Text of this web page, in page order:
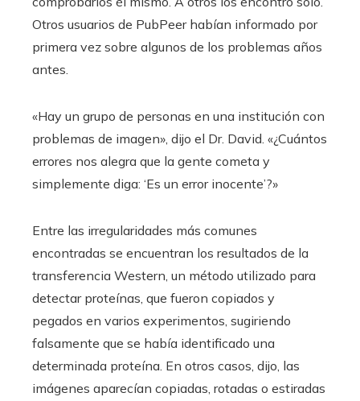
Otros usuarios de PubPeer habían informado por
primera vez sobre algunos de los problemas años
antes.
«Hay un grupo de personas en una institución con
problemas de imagen», dijo el Dr. David. «¿Cuántos
errores nos alegra que la gente cometa y
simplemente diga: ‘Es un error inocente’?»
Entre las irregularidades más comunes
encontradas se encuentran los resultados de la
transferencia Western, un método utilizado para
detectar proteínas, que fueron copiados y
pegados en varios experimentos, sugiriendo
falsamente que se había identificado una
determinada proteína. En otros casos, dijo, las
imágenes aparecían copiadas, rotadas o estiradas